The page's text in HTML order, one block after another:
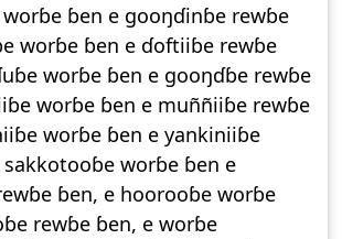
ɓen e gooŋɗinɓe rewɓe
worɓe ɓen e ɗoftiiɓe rewɓe
worɓe ɓen e gooŋɗɓe rewɓe
worɓe ɓen e muññiiɓe rewɓe
worɓe ɓen e yankiniiɓe
worɓe ɓen e
ɓen, e hoorooɓe worɓe
rewɓe ɓen, e worɓe